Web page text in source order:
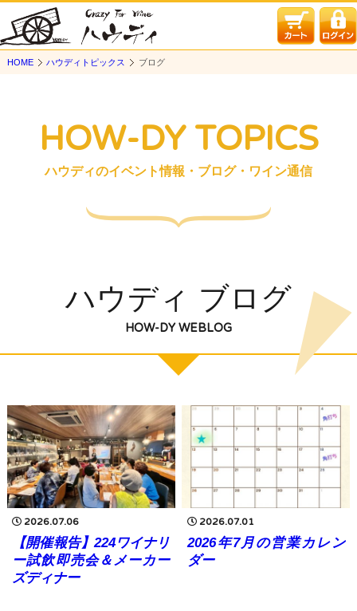
HOME ハウディトピックス ブログ
HOW-DY TOPICS
ハウディのイベント情報・ブログ・ワイン通信
ハウディ ブログ
HOW-DY WEBLOG
2026.07.06
【開催報告】224ワイナリ
ー試飲即売会＆メーカー
ズディナー
2026.07.01
2026年7月の営業カレン
ダー